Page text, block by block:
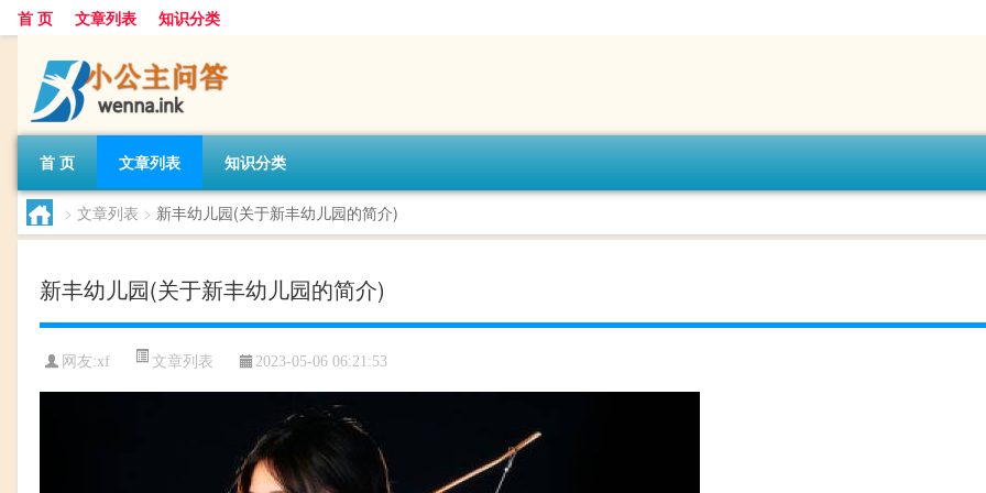
首 页 文章列表 知识分类
首 页 文章列表 知识分类
> 文章列表 > 新丰幼儿园(关于新丰幼儿园的简介)
新丰幼儿园(关于新丰幼儿园的简介)
网友:xf 文章列表 2023-05-06 06:21:53